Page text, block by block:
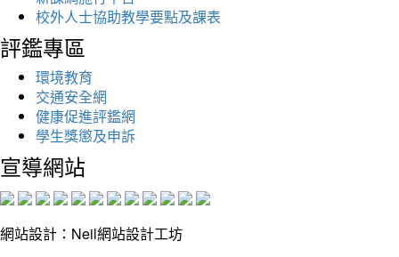
校外人士協助教學要點及課表
評鑑專區
環境教育
交通安全網
健康促進評鑑網
學生獎懲及申訴
宣導網站
網站設計：Neil網站設計工坊